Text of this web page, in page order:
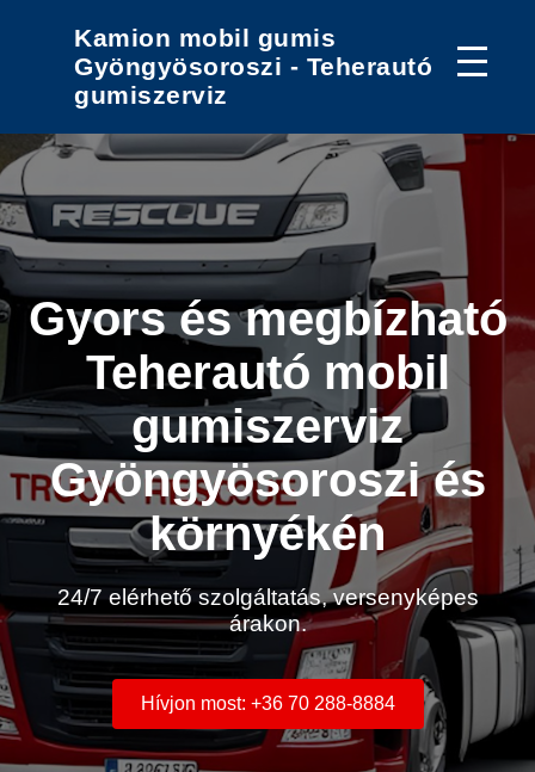
Kamion mobil gumis
Gyöngyösoroszi - Teherautó
gumiszerviz
Gyors és megbízható
Teherautó mobil
gumiszerviz
Gyöngyösoroszi és
környékén
24/7 elérhető szolgáltatás, versenyképes
árakon.
Hívjon most: +36 70 288-8884